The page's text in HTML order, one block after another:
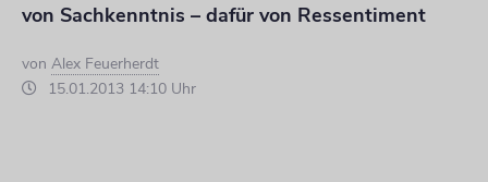
von Sachkenntnis – dafür von Ressentiment
von Alex Feuerherdt
15.01.2013 14:10 Uhr